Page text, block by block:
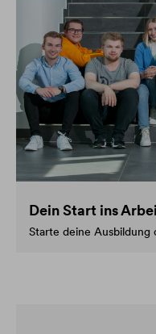
Dein Start ins
Starte deine Ausbildung